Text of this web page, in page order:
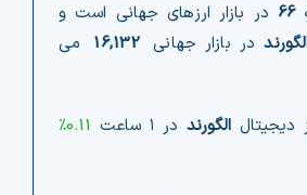
66 در بازار ارزهای جهانی است و
در بازار جهانی 16,132
می
دیجیتال الگورند در ۱ ساعت
0.11%